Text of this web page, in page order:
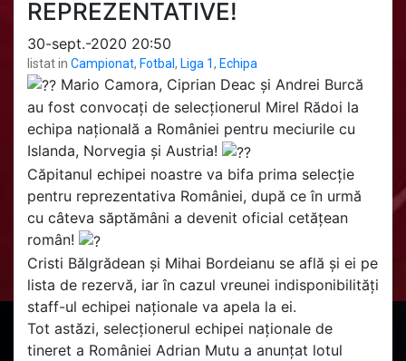
REPREZENTATIVE!
30-sept.-2020 20:50
listat in Campionat, Fotbal , Liga 1, Echipa
Mario Camora, Ciprian Deac și Andrei Burcă
au fost convocați de selecționerul Mirel Rădoi la
echipa națională a României pentru meciurile cu
Islanda, Norvegia și Austria!
Căpitanul echipei noastre va bifa prima selecție
pentru reprezentativa României, după ce în urmă
cu câteva săptămâni a devenit oficial cetățean
român!
Cristi Bălgrădean și Mihai Bordeianu se află și ei pe
lista de rezervă, iar în cazul vreunei indisponibilități
staff-ul echipei naționale va apela la ei.
Tot astăzi, selecționerul echipei naționale de
tineret a României Adrian Mutu a anunțat lotul